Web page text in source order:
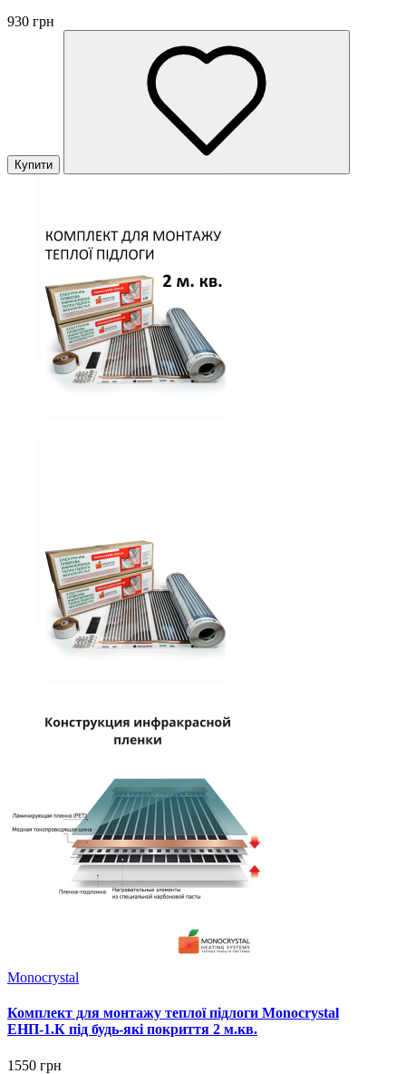
930 грн
Купити
Monocrystal
Комплект для монтажу теплої підлоги Monocrystal
ЕНП-1.К під будь-які покриття 2 м.кв.
1550 грн